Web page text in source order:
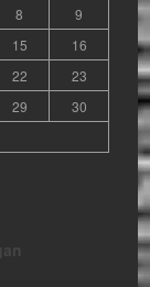
8
9
15
16
22
23
29
30